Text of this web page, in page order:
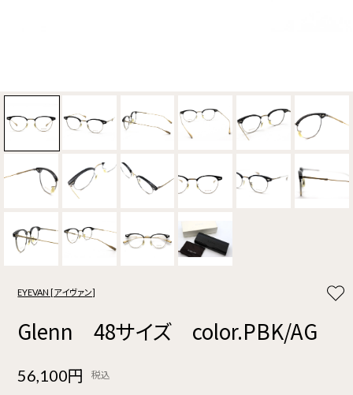
EYEVAN [アイヴァン]
Glenn 48サイズ color.PBK/AG
56,100円 税込